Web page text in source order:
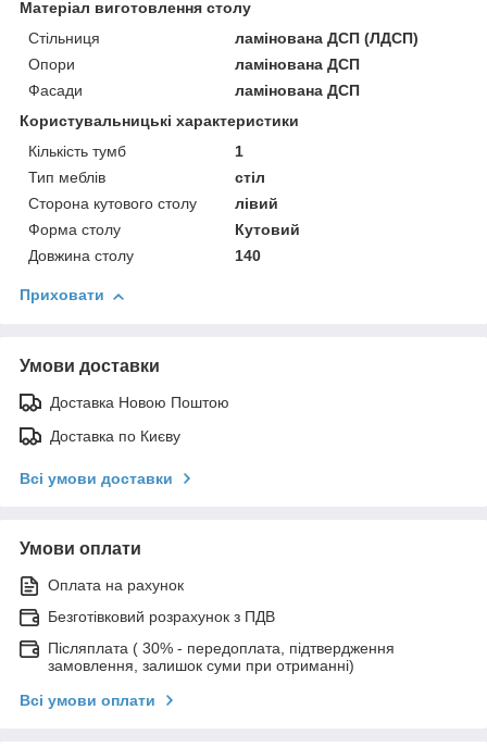
Матеріал виготовлення столу
Стільниця
ламінована ДСП (ЛДСП)
Опори
ламінована ДСП
Фасади
ламінована ДСП
Користувальницькі характеристики
Кількість тумб
1
Тип меблів
стіл
Сторона кутового столу
лівий
Форма столу
Кутовий
Довжина столу
140
Приховати
Умови доставки
Доставка Новою Поштою
Доставка по Києву
Всі умови доставки
Умови оплати
Оплата на рахунок
Безготівковий розрахунок з ПДВ
Післяплата ( 30% - передоплата, підтвердження
замовлення, залишок суми при отриманні)
Всі умови оплати